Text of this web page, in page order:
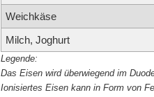
Weichkäse
Milch, Joghurt
Das Eisen wird überwiegend im
Ionisiertes Eisen kann in Form von Fe